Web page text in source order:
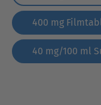
400 mg
40 mg/100 ml